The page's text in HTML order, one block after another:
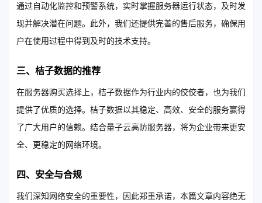
通过自动化监控和预警系统，实时掌握服务器运行状态，及时发
现并解决潜在问题。此外，我们还提供完善的售后服务，确保用
户在使用过程中得到及时的技术支持。
三、桔子数据的推荐
在服务器购买选择上，桔子数据作为行业内的佼佼者，也为我们
提供了优质的选择。桔子数据以其稳定、高效、安全的服务赢得
了广大用户的信赖。结合量子云高防服务器，将为企业带来更安
全、更稳定的网络环境。
四、安全与合规
我们深知网络安全的重要性，因此郑重承诺，本篇文章内容绝无